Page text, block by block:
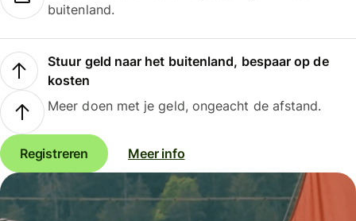
buitenland.
Stuur geld naar het buitenland, bespaar op de
kosten
Meer doen met je geld, ongeacht de afstand.
Registreren Meer info